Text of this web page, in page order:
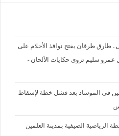
طارق طرقان يفتح نوافذ الأحلام على
سليم تروى حكايات الألحان -
مسئولين في الموساد بعد فشل خطة لإسقاط
الرياضية الصيفية بمدينة العلمين